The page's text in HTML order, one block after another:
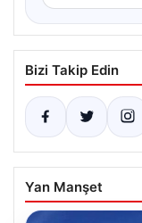
Bizi Takip Edin
Yan Manşet